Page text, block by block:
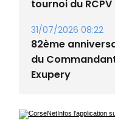
tournoi du RCPV
31/07/2026 08:22
82ème
du
Exupery